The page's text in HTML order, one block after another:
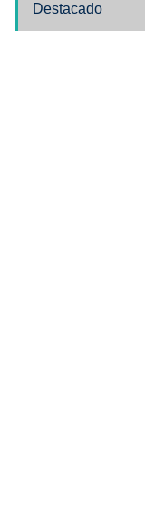
Destacado